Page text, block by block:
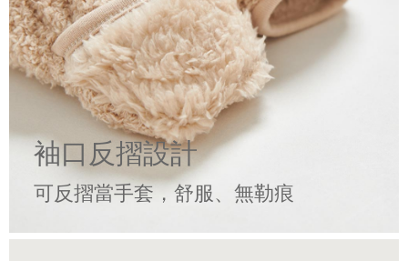
袖口反摺設計
可反摺當手套，舒服、無勒痕